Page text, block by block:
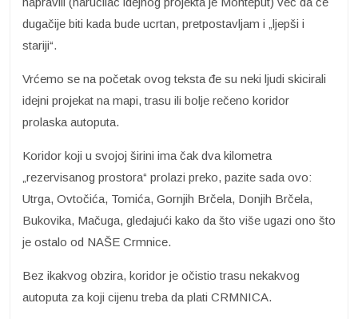
dugačije biti kada bude ucrtan, pretpostavljam i „ljepši i
stariji“.
Vrćemo se na početak ovog teksta đe su neki ljudi skicirali
idejni projekat na mapi, trasu ili bolje rečeno koridor
prolaska autoputa.
Koridor koji u svojoj širini ima čak dva kilometra
„rezervisanog prostora“ prolazi preko, pazite sada ovo:
Utrga, Ovtočića, Tomića, Gornjih Brčela, Donjih Brčela,
Bukovika, Mačuga, gledajući kako da što više ugazi ono što
je ostalo od NAŠE Crmnice.
Bez ikakvog obzira, koridor je očistio trasu nekakvog
autoputa za koji cijenu treba da plati CRMNICA.